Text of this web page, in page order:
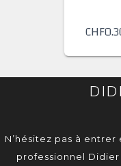
CHF
N’hésitez pas à
professionnel